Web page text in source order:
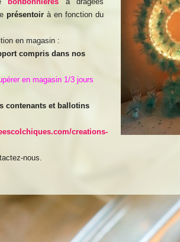
bonbonnières
à dragées
présentoir à en fonction du
en magasin :
compris dans nos
en magasin 1/3 jours
contenants et ballotins
creations-
nous.